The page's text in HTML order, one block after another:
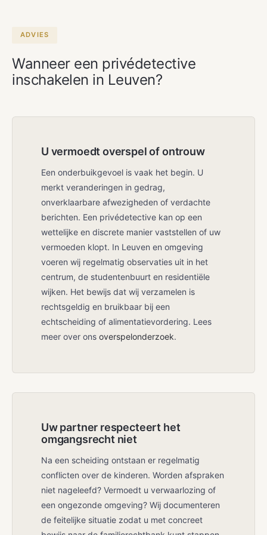
ADVIES
Wanneer een privédetective
inschakelen in Leuven?
U vermoedt overspel of ontrouw
Een onderbuikgevoel is vaak het begin. U
merkt veranderingen in gedrag,
onverklaarbare afwezigheden of verdachte
berichten. Een privédetective kan op een
wettelijke en discrete manier vaststellen of uw
vermoeden klopt. In Leuven en omgeving
voeren wij regelmatig observaties uit in het
centrum, de studentenbuurt en residentiële
wijken. Het bewijs dat wij verzamelen is
rechtsgeldig en bruikbaar bij een
echtscheiding of alimentatievordering. Lees
meer over ons overspelonderzoek.
Uw partner respecteert het
omgangsrecht niet
Na een scheiding ontstaan er regelmatig
conflicten over de kinderen. Worden afspraken
niet nageleefd? Vermoedt u verwaarlozing of
een ongezonde omgeving? Wij documenteren
de feitelijke situatie zodat u met concreet